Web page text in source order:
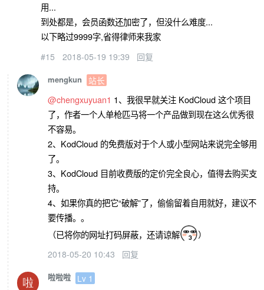
用...
到处都是，会员函数还加密了，但没什么难度...
以下略过9999字,省得律师来我家
#15 2018-05-19 19:39 回复
mengkun 站长
@chengxuyuan1 1、我很早就关注 KodCloud 这个项目
了，作者一个人单枪匹马将一个产品做到现在这么优秀很
不容易。
2、KodCloud 的免费版对于个人或小型网站来说完全够用
了。
3、KodCloud 目前收费版的定价完全良心，值得去购买支
持。
4、如果你真的把它“破解”了，偷偷留着自用就好，建议不
要传播。。
（已将你的网址打码屏蔽，还请谅解
）
2018-05-20 10:43 回复
啦啦啦 Lv 1